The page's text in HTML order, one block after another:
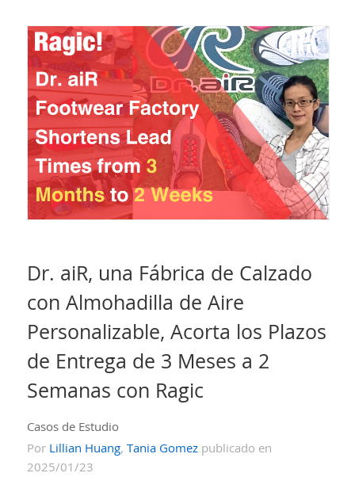
Dr. aiR, una Fábrica de Calzado
con Almohadilla de Aire
Personalizable, Acorta los Plazos
de Entrega de 3 Meses a 2
Semanas con Ragic
Casos de Estudio
Por Lillian Huang, Tania Gomezpublicado en
2025/01/23